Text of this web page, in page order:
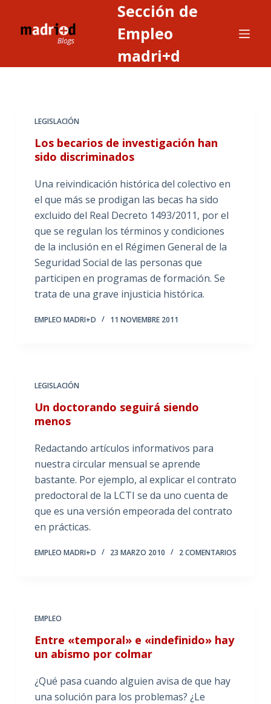
Sección de
Empleo
madri+d
LEGISLACIÓN
Los becarios de investigación han
sido discriminados
Una reivindicación histórica del colectivo en
el que más se prodigan las becas ha sido
excluido del Real Decreto 1493/2011, por el
que se regulan los términos y condiciones
de la inclusión en el Régimen General de la
Seguridad Social de las personas que
participen en programas de formación. Se
trata de una grave injusticia histórica.
EMPLEO MADRI+D 11 NOVIEMBRE 2011
LEGISLACIÓN
Un doctorando seguirá siendo
menos
Redactando artículos informativos para
nuestra circular mensual se aprende
bastante. Por ejemplo, al explicar el contrato
predoctoral de la LCTI se da uno cuenta de
que es una versión empeorada del contrato
en prácticas.
EMPLEO MADRI+D 23 MARZO 2010 2 COMENTARIOS
EMPLEO
Entre «temporal» e «indefinido» hay
un abismo por colmar
¿Qué pasa cuando alguien avisa de que hay
una solución para los problemas? ¿Le